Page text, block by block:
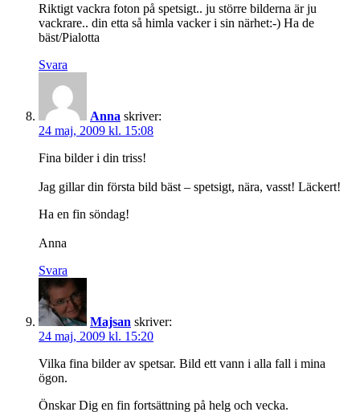
Riktigt vackra foton på spetsigt.. ju större bilderna är ju
vackrare.. din etta så himla vacker i sin närhet:-) Ha de
bäst/Pialotta
Svara
Anna skriver:
24 maj, 2009 kl. 15:08
Fina bilder i din triss!
Jag gillar din första bild bäst – spetsigt, nära, vasst! Läckert!
Ha en fin söndag!
Anna
Svara
Majsan skriver:
24 maj, 2009 kl. 15:20
Vilka fina bilder av spetsar. Bild ett vann i alla fall i mina
ögon.
Önskar Dig en fin fortsättning på helg och vecka.